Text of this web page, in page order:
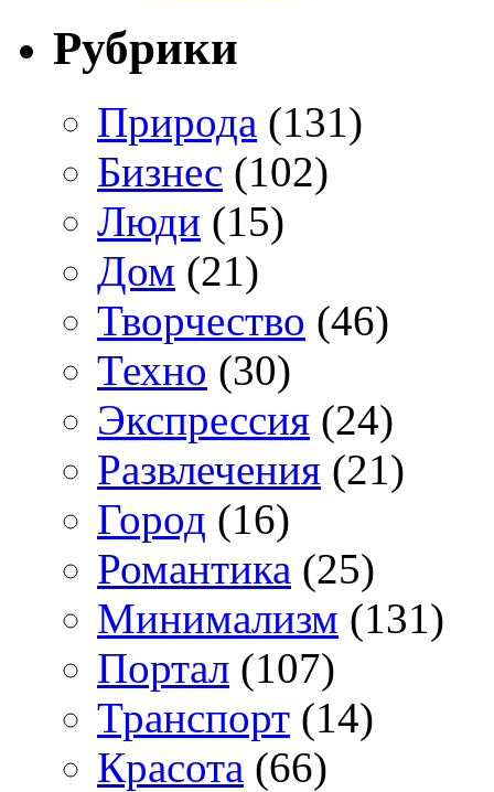
Рубрики
Природа (131)
Бизнес (102)
Люди (15)
Дом (21)
Творчество (46)
Техно (30)
Экспрессия (24)
Развлечения (21)
Город (16)
Романтика (25)
Минимализм (131)
Портал (107)
Транспорт (14)
Красота (66)